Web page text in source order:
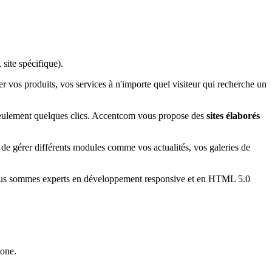
site spécifique).
vos produits, vos services à n'importe quel visiteur qui recherche un
quelques clics. Accentcom vous propose des sites élaborés
gérer différents modules comme vos actualités, vos galeries de
sommes experts en développement responsive et en HTML 5.0